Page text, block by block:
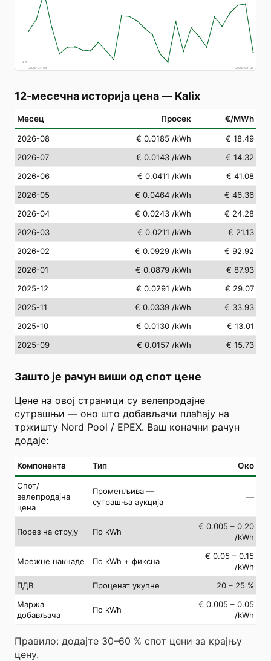
€3
2026-07-08
2026-08-06
12-месечна историја цена— Kalix
Месец Просек €/MWh
2026-08 € 0.0185 /kWh
€ 18.49
2026-07
€ 0.0143 /kWh
€ 14.32
2026-06
€ 0.0411 /kWh
€ 41.08
2026-05
€ 0.0464 /kWh
€ 46.36
2026-04
€ 0.0243 /kWh
€ 24.28
2026-03
€ 0.0211 /kWh
€ 21.13
2026-02
€ 0.0929 /kWh
€ 92.92
2026-01
€ 0.0879 /kWh
€ 87.93
2025-12
€ 0.0291 /kWh
€ 29.07
2025-11
€ 0.0339 /kWh
€ 33.93
2025-10
€ 0.0130 /kWh
€ 13.01
2025-09
€ 0.0157 /kWh € 15.73
Зашто је рачун виши од спот цене
Цене на овој страници су велепродајне
сутрашњи — оно што добављачи плаћају на
тржишту Nord Pool / EPEX. Ваш коначни рачун
додаје:
Компонента Тип Око
Спот/
велепродајна
цена
Променљива —
сутрашња аукција
—
Порез на струју По kWh
€ 0.005 – 0.20
/kWh
Мрежне накнаде По kWh + фиксна
€ 0.05 – 0.15
/kWh
ПДВ
Проценат укупне
20 – 25 %
Маржа
добављача
По kWh
€ 0.005 – 0.05
/kWh
Правило: додајте 30–60 % спот цени за крајњу
цену.